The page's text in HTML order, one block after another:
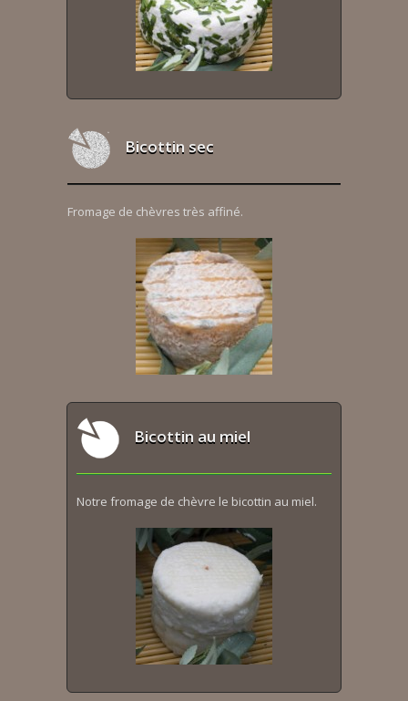
Bicottin sec
Fromage de chèvres très affiné.
Bicottin au miel
Notre fromage de chèvre le bicottin au miel.